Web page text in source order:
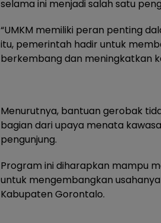
selama ini menjadi salah satu
“UMKM memiliki peran penting
itu, pemerintah hadir untuk
berkembang dan meningkatkan
Menurutnya, bantuan gerobak
bagian dari upaya menata
pengunjung.
Program ini diharapkan mampu
untuk mengembangkan
Kabupaten Gorontalo.